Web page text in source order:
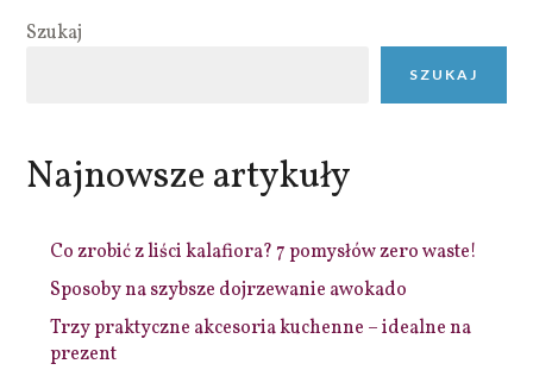
Szukaj
SZUKAJ
Najnowsze artykuły
Co zrobić z liści kalafiora? 7 pomysłów zero waste!
Sposoby na szybsze dojrzewanie awokado
Trzy praktyczne akcesoria kuchenne – idealne na
prezent